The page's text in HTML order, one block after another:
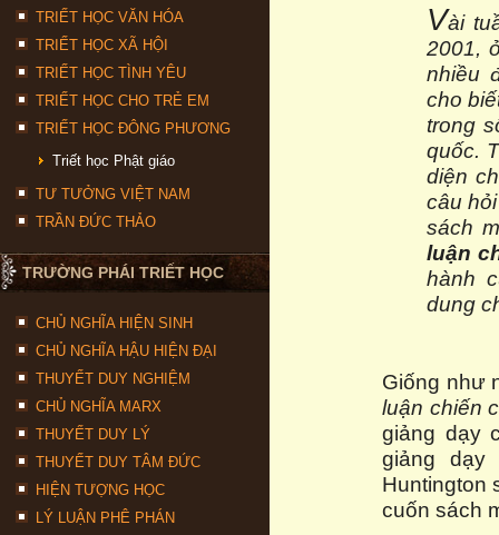
TRIẾT HỌC VĂN HÓA
TRIẾT HỌC XÃ HỘI
TRIẾT HỌC TÌNH YÊU
TRIẾT HỌC CHO TRẺ EM
TRIẾT HỌC ĐÔNG PHƯƠNG
Triết học Phật giáo
TƯ TƯỞNG VIỆT NAM
TRẦN ĐỨC THẢO
TRƯỜNG PHÁI TRIẾT HỌC
CHỦ NGHĨA HIỆN SINH
CHỦ NGHĨA HẬU HIỆN ĐẠI
THUYẾT DUY NGHIỆM
CHỦ NGHĨA MARX
THUYẾT DUY LÝ
THUYẾT DUY TÂM ĐỨC
HIỆN TƯỢNG HỌC
LÝ LUẬN PHÊ PHÁN
Vài
2001,
nhiều
cho
trong
quốc.
diện
câu
sách
luận
hành
dung
Giống như
luận chiến
giảng dạy
giảng
Huntington
cuốn sách